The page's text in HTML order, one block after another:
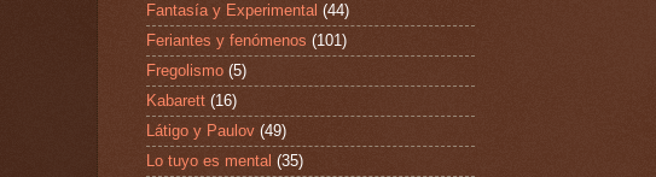
Fantasía y Experimental (44)
Feriantes y fenómenos (101)
Fregolismo (5)
Kabarett (16)
Látigo y Paulov (49)
Lo tuyo es mental (35)